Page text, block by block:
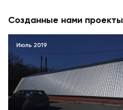
Созданные нами проекты
Июль 2019